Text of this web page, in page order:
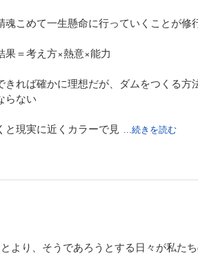
魂こめて一生懸命に行っていくことが修
果＝考え方×熱意×能力
きれば確かに理想だが、ダムをつくる
らない
と現実に近くカラーで見 ...続きを読む
より、そうであろうとする日々が私た